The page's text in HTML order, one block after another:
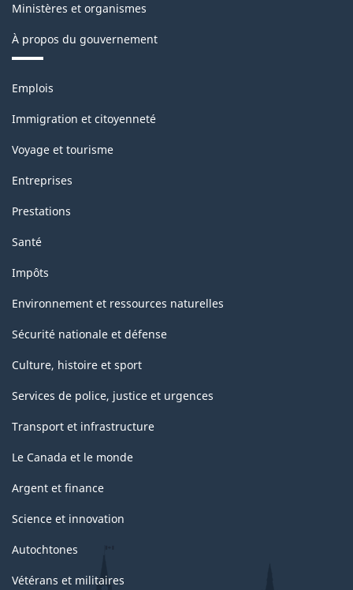
Ministères et organismes
À propos du gouvernement
Thèmes
sujets
Emplois
Immigration et citoyenneté
Voyage et tourisme
Entreprises
Prestations
Santé
Impôts
Environnement et ressources naturelles
Sécurité nationale et défense
Culture, histoire et sport
Services de police, justice et urgences
Transport et infrastructure
Le Canada et le monde
Argent et finance
Science et innovation
Autochtones
Vétérans et militaires